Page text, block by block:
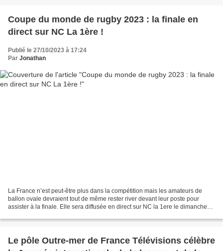
Coupe du monde de rugby 2023 : la finale en
direct sur NC La 1ère !
Publié le 27/10/2023 à 17:24
Par Jonathan
La France n’est peut-être plus dans la compétition mais les amateurs de
ballon ovale devraient tout de même rester river devant leur poste pour
assister à la finale. Elle sera diffusée en direct sur NC la 1ere le dimanche
Le pôle Outre-mer de France Télévisions célèbre